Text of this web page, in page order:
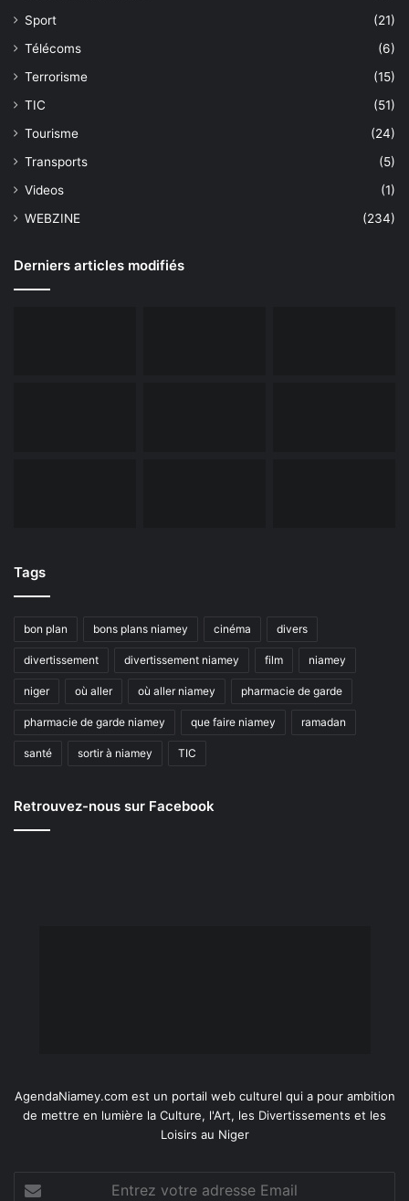
Sport
(21)
Télécoms
(6)
Terrorisme
(15)
TIC
(51)
Tourisme
(24)
Transports
(5)
Videos
(1)
WEBZINE
(234)
Derniers articles modifiés
Tags
bon plan bons plans niamey cinéma divers
divertissement divertissement niamey film niamey
niger où aller où aller niamey pharmacie de garde
pharmacie de garde niamey que faire niamey ramadan
santé sortir à niamey TIC
Retrouvez-nous sur Facebook
AgendaNiamey.com est un portail web culturel qui a pour ambition
de mettre en lumière la Culture, l'Art, les Divertissements et les
Loisirs au Niger
Entrez